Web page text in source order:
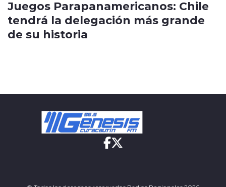
Juegos Parapanamericanos: Chile
tendrá la delegación más grande
de su historia